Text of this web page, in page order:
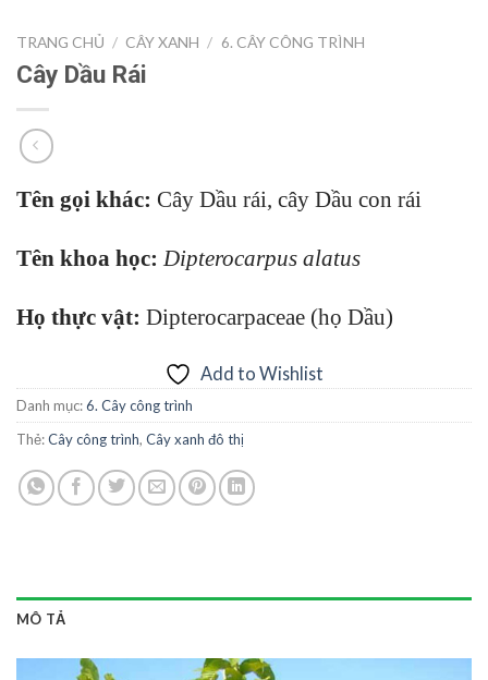
TRANG CHỦ / CÂY XANH / 6. CÂY CÔNG TRÌNH
Cây Dầu Rái
Tên gọi khác: Cây Dầu rái, cây Dầu con rái
Tên khoa học: Dipterocarpus alatus
Họ thực vật: Dipterocarpaceae (họ Dầu)
Add to Wishlist
Danh mục:6. Cây công trình
Thẻ:Cây công trình, Cây xanh đô thị
MÔ TẢ